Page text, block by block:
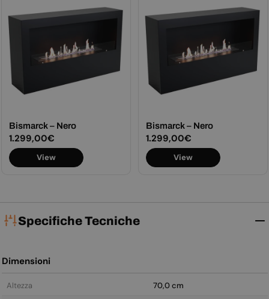
Bismarck – Nero
Prezzo
normale
1.299,00€
View
Bismarck – Nero
Prezzo
normale
1.299,00€
View
Specifiche Tecniche
Dimensioni
Altezza
70,0 cm